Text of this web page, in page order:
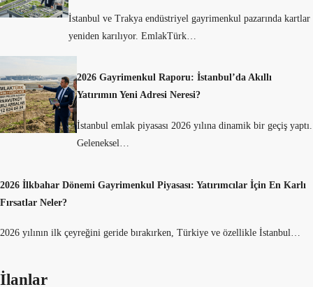
İstanbul ve Trakya endüstriyel gayrimenkul pazarında kartlar
yeniden karılıyor. EmlakTürk…
2026 Gayrimenkul Raporu: İstanbul’da Akıllı
Yatırımın Yeni Adresi Neresi?
İstanbul emlak piyasası 2026 yılına dinamik bir geçiş yaptı.
Geleneksel…
2026 İlkbahar Dönemi Gayrimenkul Piyasası: Yatırımcılar İçin En Karlı
Fırsatlar Neler?
2026 yılının ilk çeyreğini geride bırakırken, Türkiye ve özellikle İstanbul…
İlanlar